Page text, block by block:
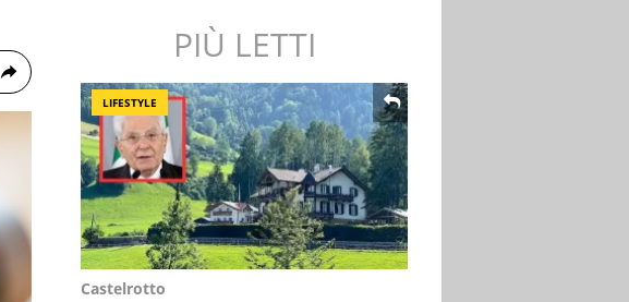
PIÙ LETTI
LIFESTYLE
Castelrotto